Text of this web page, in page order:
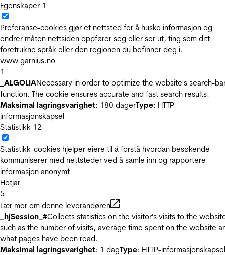
Egenskaper 1
Preferanse-cookies gjør et nettsted for å huske informasjon og
endrer måten nettsiden oppfører seg eller ser ut, ting som ditt
foretrukne språk eller den regionen du befinner deg i.
www.garnius.no
1
_ALGOLIANecessary in order to optimize the website's search-
function. The cookie ensures accurate and fast search results.
Maksimal lagringsvarighet: 180 dagerType: HTTP-
informasjonskapsel
Statistikk 12
Statistikk-cookies hjelper eiere til å forstå hvordan besøkende
kommuniserer med nettsteder ved å samle inn og rapportere
informasjon anonymt.
Hotjar
5
Lær mer om denne leverandøren
_hjSession_#Collects statistics on the visitor's visits to the
such as the number of visits, average time spent on the website
what pages have been read.
Maksimal lagringsvarighet: 1 dagType: HTTP-informasjonskapsel